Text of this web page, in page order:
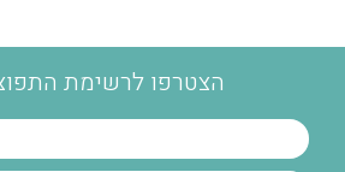
הצטרפו לרשימת